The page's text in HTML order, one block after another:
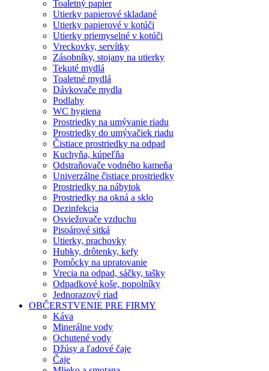
Toaletný papier
Utierky papierové skladané
Utierky papierové v kotúči
Utierky priemyselné v kotúči
Vreckovky, servítky
Zásobníky, stojany na utierky
Tekuté mydlá
Toaletné mydlá
Dávkovače mydla
Podlahy
WC hygiena
Prostriedky na umývanie riadu
Prostriedky do umývačiek riadu
Čistiace prostriedky na odpad
Kuchyňa, kúpeľňa
Odstraňovače vodného kameňa
Univerzálne čistiace prostriedky
Prostriedky na nábytok
Prostriedky na okná a sklo
Dezinfekcia
Osviežovače vzduchu
Pisoárové sitká
Utierky, prachovky
Hubky, drôtenky, kefy
Pomôcky na upratovanie
Vrecia na odpad, sáčky, tašky
Odpadkové koše, popolníky
Jednorazový riad
OBČERSTVENIE PRE FIRMY
Káva
Minerálne vody
Ochutené vody
Džúsy a ľadové čaje
Čaje